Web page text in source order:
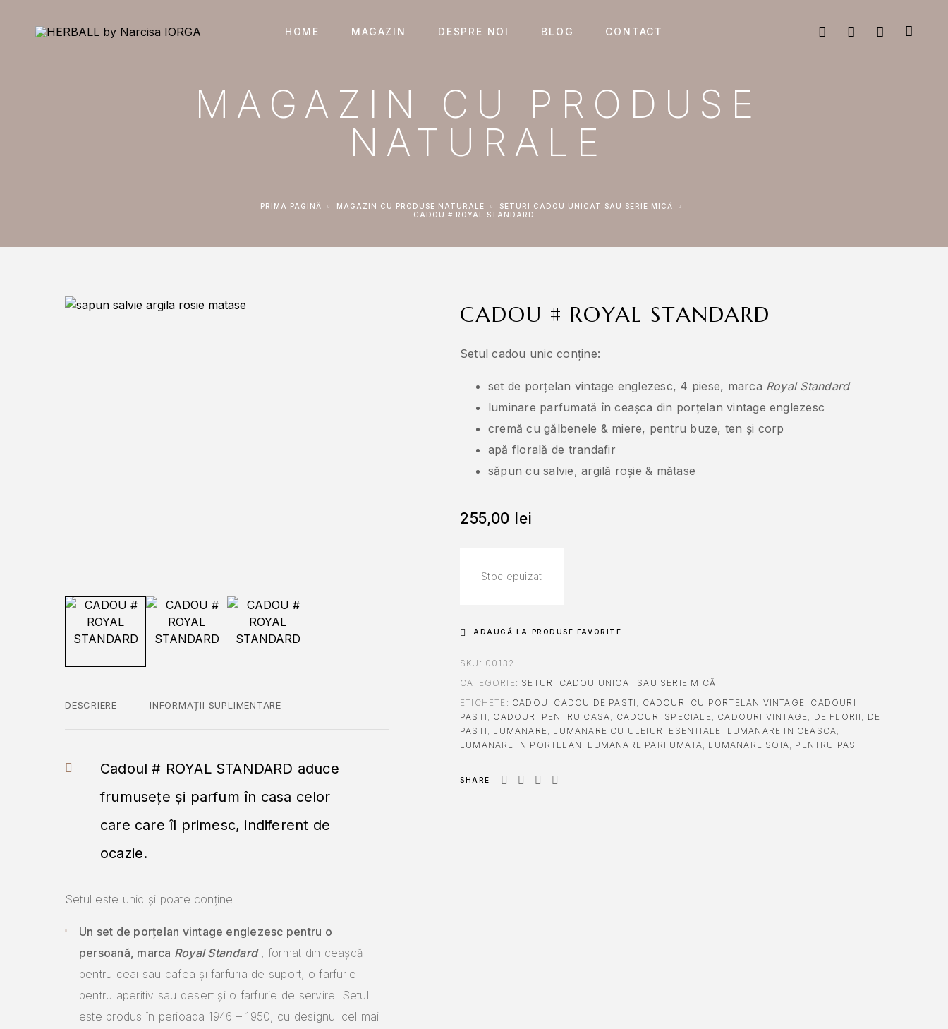
HOME MAGAZIN DESPRE NOI BLOG CONTACT
MAGAZIN CU PRODUSE
NATURALE
PRIMA PAGINĂ MAGAZIN CU PRODUSE NATURALE
SETURI CADOU UNICAT SAU SERIE MICĂ
CADOU # ROYAL STANDARD
DESCRIERE INFORMAȚII SUPLIMENTARE
Cadoul # ROYAL STANDARD aduce
frumusețe și parfum în casa celor
care care îl primesc, indiferent de
ocazie.
Setul este unic și poate conține:
Un set de porțelan vintage englezesc pentru o
persoană, marca Royal Standard, format din ceașcă
pentru ceai sau cafea și farfuria de suport, o farfurie
pentru aperitiv sau desert și o farfurie de servire. Setul
este produs în perioada 1946 – 1950, cu designul cel mai
CADOU # ROYAL STANDARD
Setul cadou unic conține:
set de porțelan vintage englezesc, 4 piese, marca Royal Standard
luminare parfumată în ceașca din porțelan vintage englezesc
cremă cu gălbenele & miere, pentru buze, ten și corp
apă florală de trandafir
săpun cu salvie, argilă roșie & mătase
255,00 lei
Stoc epuizat
ADAUGĂ LA PRODUSE FAVORITE
SKU: 00132
CATEGORIE: SETURI CADOU UNICAT SAU SERIE MICĂ
ETICHETE: CADOU , CADOU DE PASTI , CADOURI CU PORTELAN VINTAGE, CADOURI
PASTI , CADOURI PENTRU CASA, CADOURI SPECIALE, CADOURI VINTAGE, DE FLORII , DE
PASTI , LUMANARE, LUMANARE CU ULEIURI ESENTIALE, LUMANARE IN CEASCA,
LUMANARE IN PORTELAN , LUMANARE PARFUMATA, LUMANARE SOIA, PENTRU PASTI
SHARE